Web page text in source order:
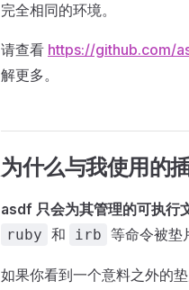
完全相同的环境。
请查看 https://github.com/
解更多。
为什么与我使用的
asdf 只会为其管理的可执行
ruby 和 irb 等命令被垫
如果你看到一个意料之外的